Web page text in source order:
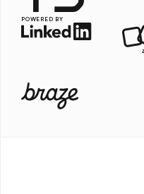
POWERED BY